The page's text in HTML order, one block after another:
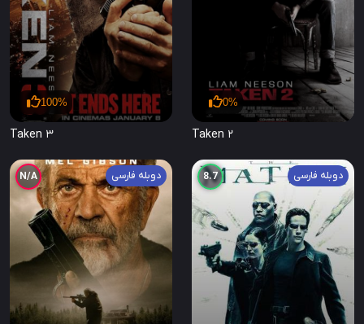
0%
Taken 2
100%
Taken 3
دوبله فارسی 8.7 دوبله فارسی N/A